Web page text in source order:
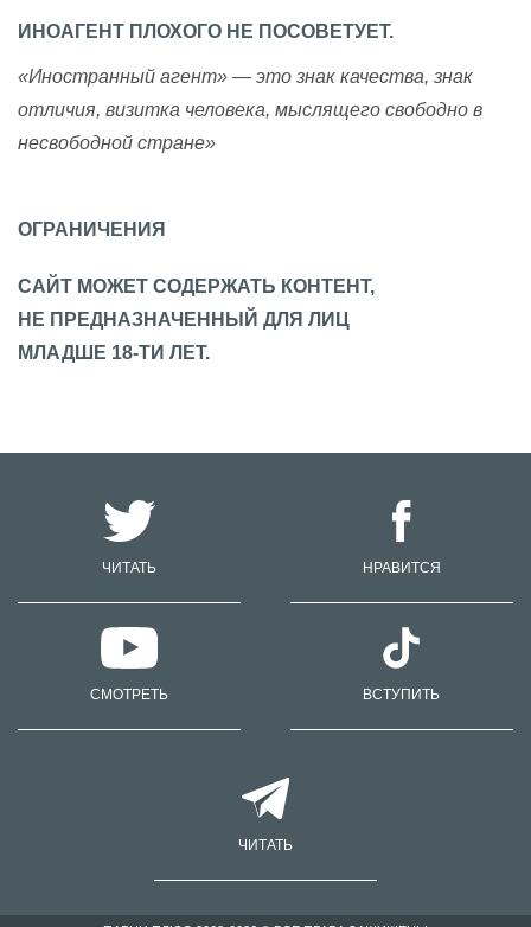
ИНОАГЕНТ ПЛОХОГО НЕ ПОСОВЕТУЕТ.
«Иностранный агент» — это знак качества, знак
отличия, визитка человека, мыслящего свободно в
несвободной стране»
ОГРАНИЧЕНИЯ
САЙТ МОЖЕТ СОДЕРЖАТЬ КОНТЕНТ,
НЕ ПРЕДНАЗНАЧЕННЫЙ ДЛЯ ЛИЦ
МЛАДШЕ 18-ТИ ЛЕТ.
ЧИТАТЬ НРАВИТСЯ
СМОТРЕТЬ ВСТУПИТЬ
ЧИТАТЬ